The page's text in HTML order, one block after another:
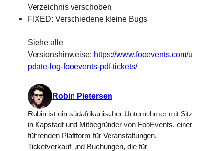
Verzeichnis verschoben
FIXED: Verschiedene kleine Bugs
Siehe alle
Versionshinweise: https://www.fooevents.com/u
pdate-log-fooevents-pdf-tickets/
Robin Pietersen
Robin ist ein südafrikanischer Unternehmer mit Sitz
in Kapstadt und Mitbegründer von FooEvents, einer
führenden Plattform für Veranstaltungen,
Ticketverkauf und Buchungen, die für